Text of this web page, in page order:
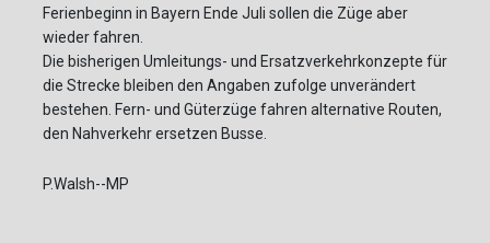
Ferienbeginn in Bayern Ende Juli sollen die Züge aber
wieder fahren.
Die bisherigen Umleitungs- und Ersatzverkehrkonzepte für
die Strecke bleiben den Angaben zufolge unverändert
bestehen. Fern- und Güterzüge fahren alternative Routen,
den Nahverkehr ersetzen Busse.
P.Walsh--MP